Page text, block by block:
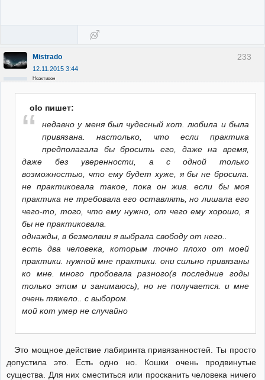
233
Mistrado
12.11.2015 3:44
Неактивен
olo пишет:
недавно у меня был чудесный кот. любила и была
привязана. настолько, что если практика
предполагала бы бросить его, даже на время,
даже без уверенности, а с одной только
возможностью, что ему будет хуже, я бы не бросила.
не практиковала такое, пока он жив. если бы моя
практика не требовала его оставлять, но лишала его
чего-то, того, что ему нужно, от чего ему хорошо, я
бы не практиковала.
однажды, в безмолвии я выбрала свободу от него..
есть два человека, которым точно плохо от моей
практики. нужной мне практики. они сильно привязаны
ко мне. много пробовала разного(в последние годы
только этим и занимаюсь), но не получается. и мне
очень тяжело.. с выбором.
мой кот умер не случайно
Это мощное действие лабиринта привязанностей. Ты просто
допустила это. Есть одно но. Кошки очень продвинутые
существа. Для них сместиться или просканить человека ничего